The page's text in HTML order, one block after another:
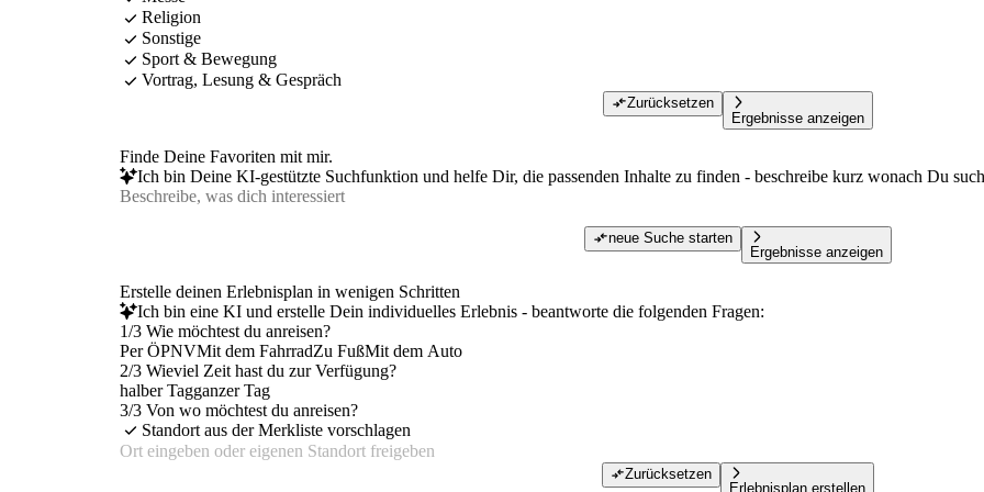
Religion
Sonstige
Sport & Bewegung
Vortrag, Lesung & Gespräch
Zurücksetzen
Ergebnisse anzeigen
Finde Deine Favoriten mit mir.
Ich bin Deine KI-gestützte Suchfunktion und helfe Dir, die passenden Inhalte zu finden - beschreibe kurz wonach Du
neue Suche starten
Ergebnisse anzeigen
Erstelle deinen Erlebnisplan in wenigen Schritten
Ich bin eine KI und erstelle Dein individuelles Erlebnis - beantworte die folgenden Fragen:
1/3 Wie möchtest du anreisen?
Per ÖPNVMit dem FahrradZu FußMit dem Auto
2/3 Wieviel Zeit hast du zur Verfügung?
halber Tagganzer Tag
3/3 Von wo möchtest du anreisen?
Standort aus der Merkliste vorschlagen
Zurücksetzen
Erlebnisplan erstellen